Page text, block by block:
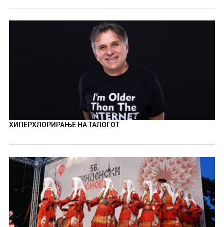
ХИПЕРХЛОРИРАЊЕ НА ТАЛОГОТ